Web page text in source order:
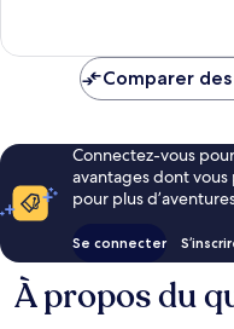
Comparer
Connectez-vous
avantages dont
pour plus
Se connecter
À propos du